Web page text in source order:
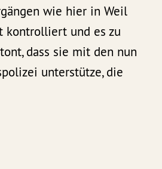
wie hier in Weil
kontrolliert und es zu
dass sie mit den nun
unterstütze, die